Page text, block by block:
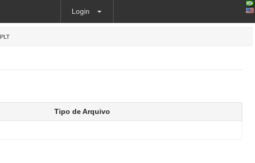
Login
PLT
Tipo de Arquivo